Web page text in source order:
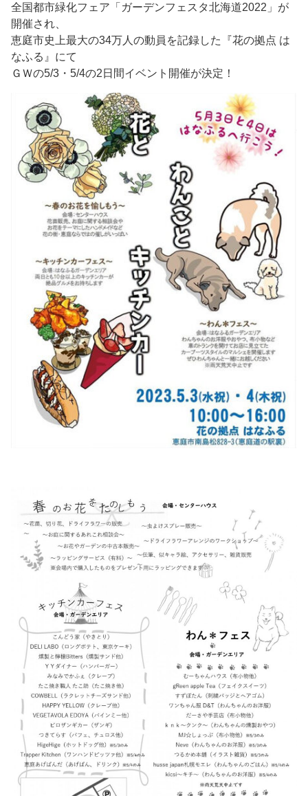
全国都市緑化フェア「ガーデンフェスタ北海道2022」が
開催され、
恵庭市史上最大の34万人の動員を記録した『花の拠点 は
なふる』にて
ＧＷの5/3・5/4の2日間イベント開催が決定！